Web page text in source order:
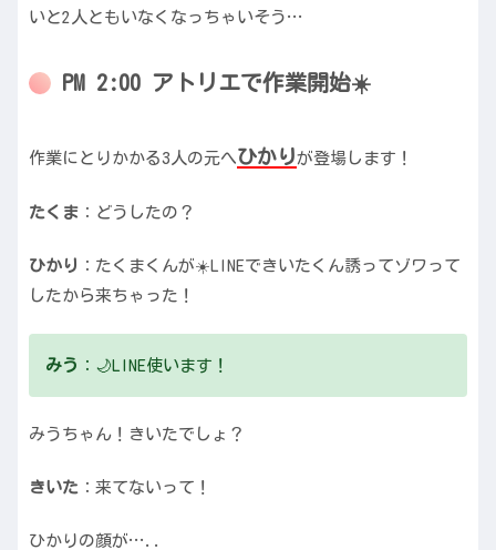
いと2人ともいなくなっちゃいそう…
PM 2:00 アトリエで作業開始☀️
作業にとりかかる3人の元へひかりが登場します！
たくま ：どうしたの？
ひかり ：たくまくんが☀️LINEできいたくん誘ってゾワって
したから来ちゃった！
みう ：🌙LINE使います！
みうちゃん！きいたでしょ？
きいた ：来てないって！
ひかりの顔が…..